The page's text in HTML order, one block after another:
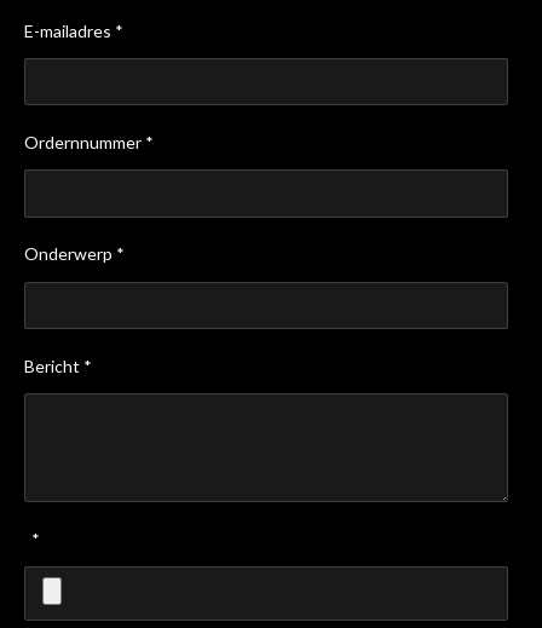
E-mailadres *
Ordernnummer *
Onderwerp *
Bericht *
*